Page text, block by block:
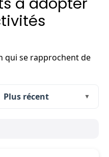
qui se rapprochent de
▼